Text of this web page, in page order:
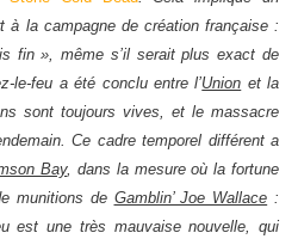
à la campagne de création française :
fin », même s’il serait plus exact de
le-feu a été conclu entre l’Union et la
sont toujours vives, et le massacre
Ce cadre temporel différent a
Bay, dans la mesure où la fortune
munitions de Gamblin’ Joe Wallace :
est une très mauvaise nouvelle, qui